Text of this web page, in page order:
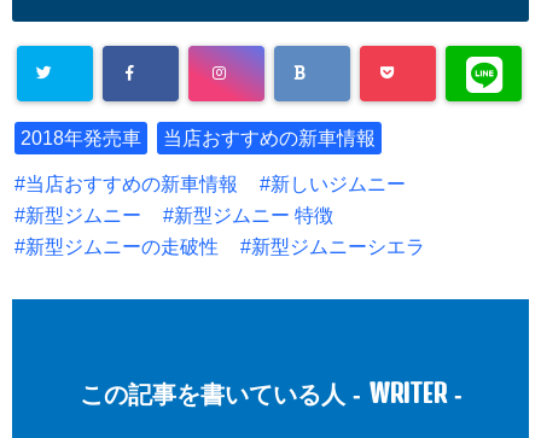
2018年発売車 当店おすすめの新車情報
当店おすすめの新車情報
新しいジムニー
新型ジムニー
新型ジムニー 特徴
新型ジムニーの走破性
新型ジムニーシエラ
この記事を書いている人 - WRITER-